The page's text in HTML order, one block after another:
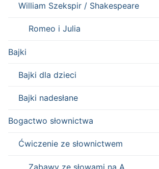
William Szekspir / Shakespeare
Romeo i Julia
Bajki
Bajki dla dzieci
Bajki nadesłane
Bogactwo słownictwa
Ćwiczenie ze słownictwem
Zabawy ze słowami na A